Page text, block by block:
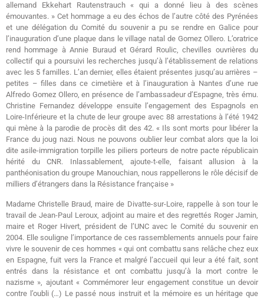
allemand Ekkehart Rautenstrauch « qui a donné lieu à des scènes
émouvantes. » Cet hommage a eu des échos de l’autre côté des Pyrénées
et une délégation du Comité du souvenir a pu se rendre en Galice pour
l’inauguration d’une plaque dans le village natal de Gomez Ollero. L’oratrice
rend hommage à Annie Buraud et Gérard Roulic, chevilles ouvrières du
collectif qui a poursuivi les recherches jusqu’à l’établissement de relations
avec les 5 familles. L’an dernier, elles étaient présentes jusqu’au arrières –
petites – filles dans ce cimetière et à l’inauguration à Nantes d’une rue
Alfredo Gomez Ollero, en présence de l’ambassadeur d’Espagne, très ému.
Christine Fernandez développe ensuite l’engagement des Espagnols en
Loire-Inférieure et la chute de leur groupe avec 88 arrestations à l’été 1942
qui mène à la parodie de procès dit des 42. « Ils sont morts pour libérer la
France du joug nazi. Nous ne pouvons oublier leur combat alors que la loi
dite asile-immigration torpille les piliers porteurs de notre pacte républicain
hérité du CNR. Inlassablement, ajoute-t-elle, faisant allusion à la
panthéonisation du groupe Manouchian, nous rappellerons le rôle décisif de
milliers d’étrangers dans la Résistance française »
Madame Christelle Braud, maire de Divatte-sur-Loire, rappelle à son tour le
travail de Jean-Paul Leroux, adjoint au maire et des regrettés Roger Jamin,
maire et Roger Hivert, président de l’UNC avec le Comité du souvenir en
2004. Elle souligne l’importance de ces rassemblements annuels pour faire
vivre le souvenir de ces hommes « qui ont combattu sans relâche chez eux
en Espagne, fuit vers la France et malgré l’accueil qui leur a été fait, sont
entrés dans la résistance et ont combattu jusqu’à la mort contre le
nazisme », ajoutant « Commémorer leur engagement constitue un devoir
contre l’oubli (…) Le passé nous instruit et la mémoire es un héritage que